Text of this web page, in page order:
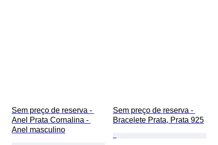
Sem preço de reserva -
Anel Prata Cornalina -
Anel masculino
Sem preço de reserva -
Bracelete Prata, Prata 925